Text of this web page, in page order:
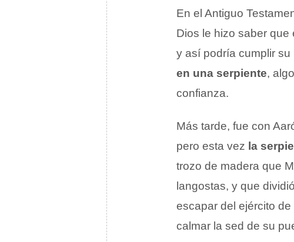
En el Antiguo
Dios le hizo saber que
y así podría cumplir
en una serpiente,
confianza.
Más tarde, fue con
pero esta vez la
trozo de madera que
langostas, y que
escapar del ejército
calmar la sed de su